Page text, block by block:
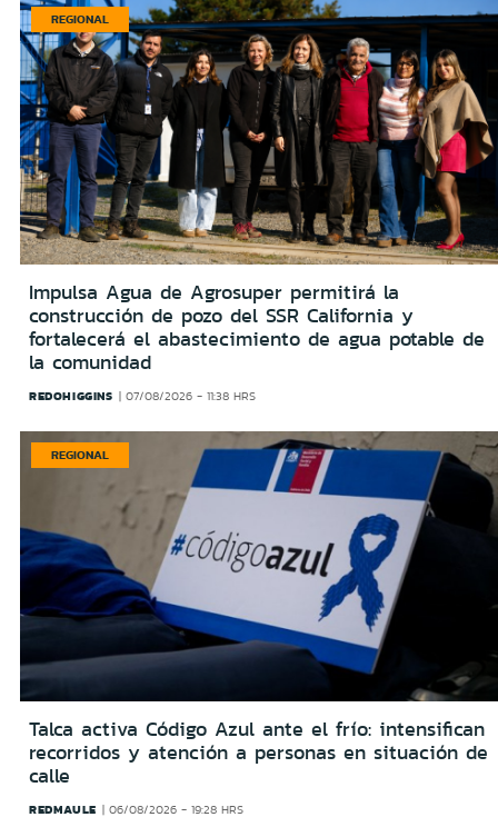
REGIONAL
Impulsa Agua de Agrosuper permitirá la
construcción de pozo del SSR California y
fortalecerá el abastecimiento de agua potable de
la comunidad
REDOHIGGINS 07/08/2026 - 11:38 HRS
REGIONAL
Talca activa Código Azul ante el frío: intensifican
recorridos y atención a personas en situación de
calle
REDMAULE 06/08/2026 - 19:28 HRS